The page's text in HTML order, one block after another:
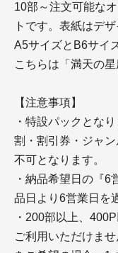
10部～注文可能な
トです。表紙はデ
A5サイズとB6サイ
こちらは「満天の星
【注意事項】
・特設パックとな
割・割引券・ジャ
不可となります。
・納品希望日の『6
品日より6営業日を
・200部以上、
ご利用いただけま